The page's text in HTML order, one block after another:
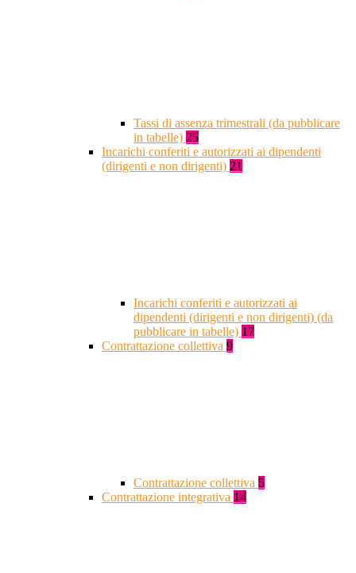
Tassi di assenza trimestrali (da pubblicare
in tabelle) 25
Incarichi conferiti e autorizzati ai dipendenti
(dirigenti e non dirigenti) 21
Incarichi conferiti e autorizzati ai
dipendenti (dirigenti e non dirigenti) (da
pubblicare in tabelle) 17
Contrattazione collettiva 9
Contrattazione collettiva 5
Contrattazione integrativa 14